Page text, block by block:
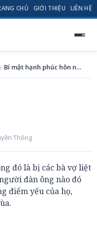
CHỦ GIỚI THIỆU LIÊN HỆ
Bí mật hạnh phúc hôn nhân
Thông
đó là bị các bà vợ liệt
đàn ông nào đó
điểm yếu của họ,